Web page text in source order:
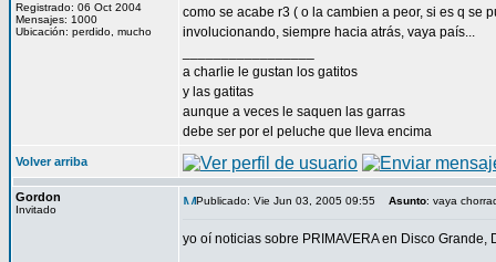
Registrado: 06 Oct 2004
Mensajes: 1000
Ubicación: perdido, mucho
como se acabe r3 ( o la cambien a peor, si es q se
involucionando, siempre hacia atrás, vaya país...
a charlie le gustan los gatitos
y las gatitas
aunque a veces le saquen las garras
debe ser por el peluche que lleva encima
Volver arriba
Gordon
Invitado
Publicado: Vie Jun 03, 2005 09:55 Asunto: vaya
yo oí noticias sobre PRIMAVERA en Disco